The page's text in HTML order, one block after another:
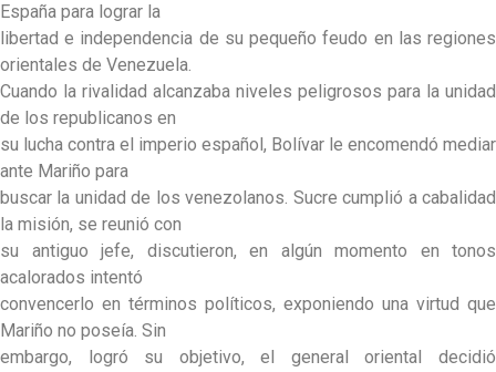
España para lograr la
libertad e independencia de su pequeño feudo en las regiones
orientales de Venezuela.
Cuando la rivalidad alcanzaba niveles peligrosos para la unidad
de los republicanos en
su lucha contra el imperio español, Bolívar le encomendó mediar
ante Mariño para
buscar la unidad de los venezolanos. Sucre cumplió a cabalidad
la misión, se reunió con
su antiguo jefe, discutieron, en algún momento en tonos
acalorados intentó
convencerlo en términos políticos, exponiendo una virtud que
Mariño no poseía. Sin
embargo, logró su objetivo, el general oriental decidió